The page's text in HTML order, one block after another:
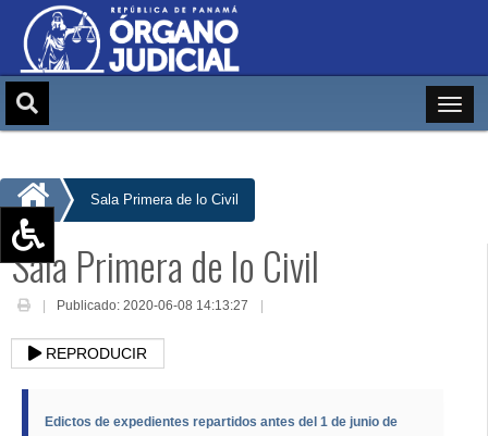
Aumentar texto (+)
Reducir texto (-)
Escala de Brillo
Escala de grises
Sala Primera de lo Civil
Sala Primera de lo Civil
Publicado: 2020-06-08 14:13:27
REPRODUCIR
Edictos de expedientes repartidos antes del 1 de junio de